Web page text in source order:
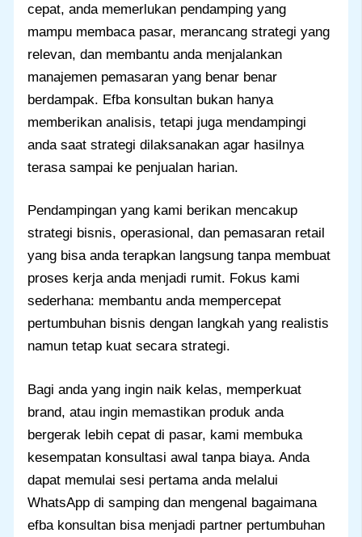
cepat, anda memerlukan pendamping yang
mampu membaca pasar, merancang strategi yang
relevan, dan membantu anda menjalankan
manajemen pemasaran yang benar benar
berdampak. Efba konsultan bukan hanya
memberikan analisis, tetapi juga mendampingi
anda saat strategi dilaksanakan agar hasilnya
terasa sampai ke penjualan harian.
Pendampingan yang kami berikan mencakup
strategi bisnis, operasional, dan pemasaran retail
yang bisa anda terapkan langsung tanpa membuat
proses kerja anda menjadi rumit. Fokus kami
sederhana: membantu anda mempercepat
pertumbuhan bisnis dengan langkah yang realistis
namun tetap kuat secara strategi.
Bagi anda yang ingin naik kelas, memperkuat
brand, atau ingin memastikan produk anda
bergerak lebih cepat di pasar, kami membuka
kesempatan konsultasi awal tanpa biaya. Anda
dapat memulai sesi pertama anda melalui
WhatsApp di samping dan mengenal bagaimana
efba konsultan bisa menjadi partner pertumbuhan